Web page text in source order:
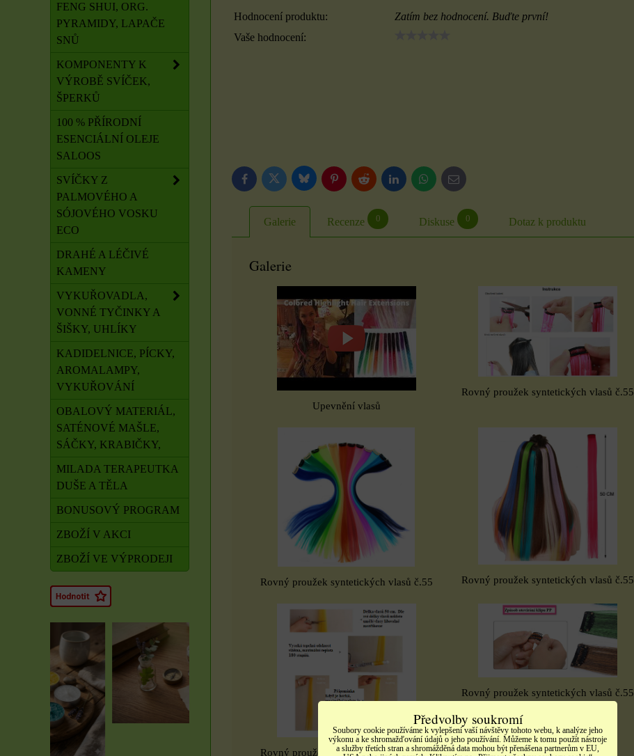
Hodnocení produktu:
Zatím bez hodnocení. Buďte první!
Vaše hodnocení:
FacebookTwitter BlueskyPinterestReddit LinkedInWhatsApp
E-
mail
Galerie Recenze 0 Diskuse 0 Dotaz k produktu
Galerie
Upevnění vlasů
Rovný proužek syntetických vlasů č.55
Rovný proužek syntetických vlasů č.55 Rovný proužek syntetických vlasů č.55
Rovný proužek syntetických vlasů č.55
Rovný proužek syntetických vlasů č.55
FENG SHUI, ORG.
PYRAMIDY, LAPAČE
SNŮ
KOMPONENTY K
VÝROBĚ SVÍČEK,
ŠPERKŮ
100 % PŘÍRODNÍ
ESENCIÁLNÍ OLEJE
SALOOS
SVÍČKY Z
PALMOVÉHO A
SÓJOVÉHO VOSKU
ECO
DRAHÉ A LÉČIVÉ
KAMENY
VYKUŘOVADLA,
VONNÉ TYČINKY A
ŠIŠKY, UHLÍKY
KADIDELNICE, PÍCKY,
AROMALAMPY,
VYKUŘOVÁNÍ
OBALOVÝ MATERIÁL,
SATÉNOVÉ MAŠLE,
SÁČKY, KRABIČKY,
MILADA TERAPEUTKA
DUŠE A TĚLA
BONUSOVÝ PROGRAM
ZBOŽÍ V AKCI
ZBOŽÍ VE VÝPRODEJI
Předvolby soukromí
Soubory cookie používáme k vylepšení vaší návštěvy tohoto webu, k analýze jeho
výkonu a ke shromažďování údajů o jeho používání. Můžeme k tomu použít nástroje
a služby třetích stran a shromážděná data mohou být přenášena partnerům v EU,